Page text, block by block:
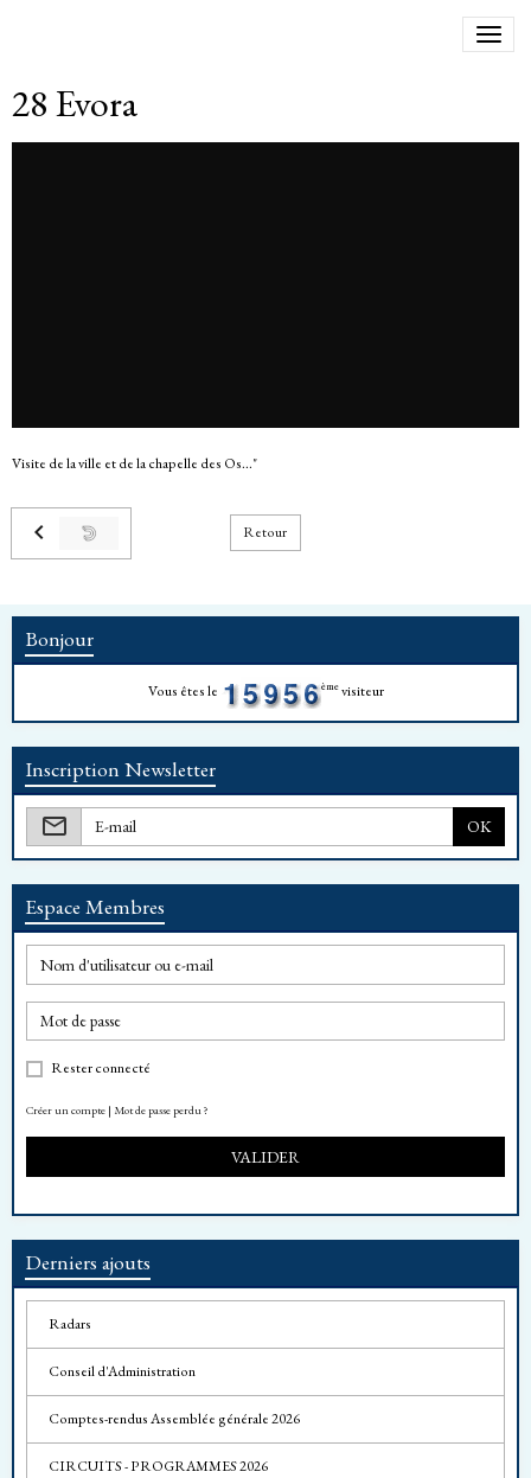
28 Evora
Visite de la ville et de la chapelle des Os..."
Retour
Bonjour
Vous êtes le èmevisiteur
Inscription Newsletter
OK
Espace Membres
Rester connecté
Créer un compte | Mot de passe perdu ?
VALIDER
Derniers ajouts
Radars
Conseil d'Administration
Comptes-rendus Assemblée générale 2026
CIRCUITS - PROGRAMMES 2026